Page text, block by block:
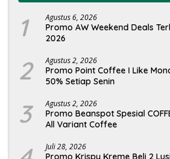
1 Agustus 6, 2026
Promo AW Weekend Deals
2026
2 Agustus 2, 2026
Promo Point Coffee I Like
50% Setiap Senin
3 Agustus 2, 2026
Promo Beanspot Spesial
All Variant Coffee
Juli 28, 2026
Promo Krispy Kreme Beli 2